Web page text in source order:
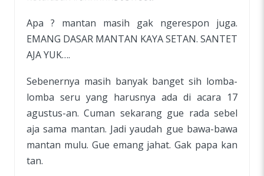
Apa ? mantan masih gak ngerespon juga.
EMANG DASAR MANTAN KAYA SETAN. SANTET
AJA YUK….
Sebenernya masih banyak banget sih lomba-
lomba seru yang harusnya ada di acara 17
agustus-an. Cuman sekarang gue rada sebel
aja sama mantan. Jadi yaudah gue bawa-bawa
mantan mulu. Gue emang jahat. Gak papa kan
tan.